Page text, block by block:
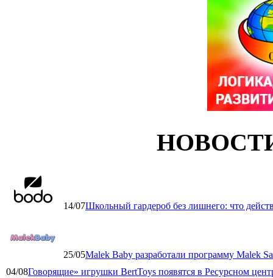
14/07Школьный гардероб без лишнего: что
25/05Malek Baby разработали программу Malek
04/08Говорящие» игрушки BertToys появятся в Ресурсном